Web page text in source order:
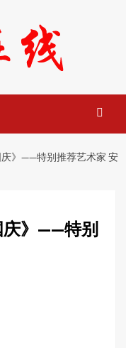
庆》——特别推荐艺术家 安
庆》——特别